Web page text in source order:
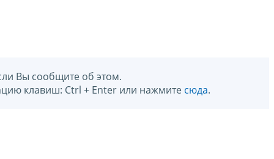
Вы сообщите об этом.
клавиш: Ctrl + Enter или нажмите сюда.